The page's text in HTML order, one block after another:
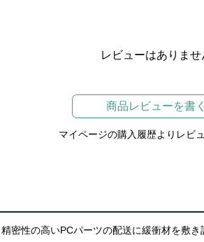
レビューはありませ
商品レビューを書く
マイページの購入履歴よりレビ
密性の高いPCパーツの配送に緩衝材を敷